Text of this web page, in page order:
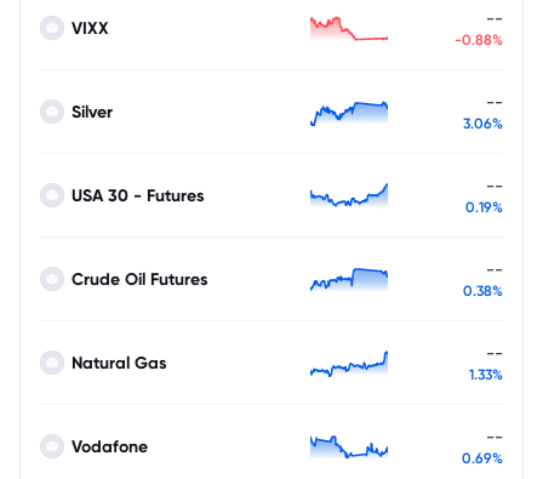
VIXX --
-0.88%
Silver --
3.06%
USA 30 - Futures --
0.19%
Crude Oil Futures --
0.38%
Natural Gas --
1.33%
Vodafone --
0.69%